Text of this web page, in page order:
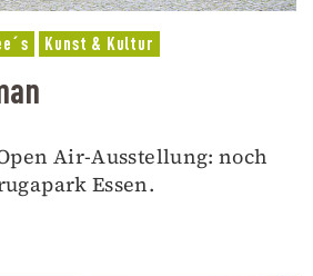
Kunst & Kultur
Air-Ausstellung: noch
Essen.